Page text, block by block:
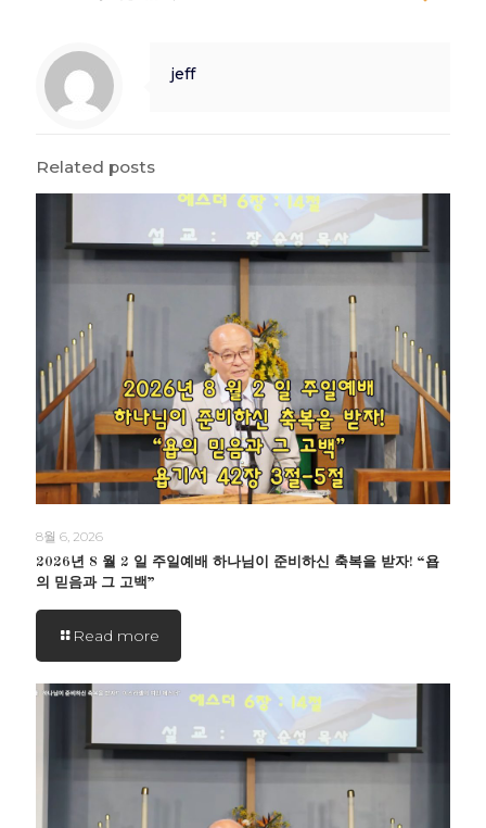
jeff
Related posts
8월 6, 2026
2026년 8 월 2 일 주일예배 하나님이 준비하신 축복을 받자! “욥
의 믿음과 그 고백”
Read more